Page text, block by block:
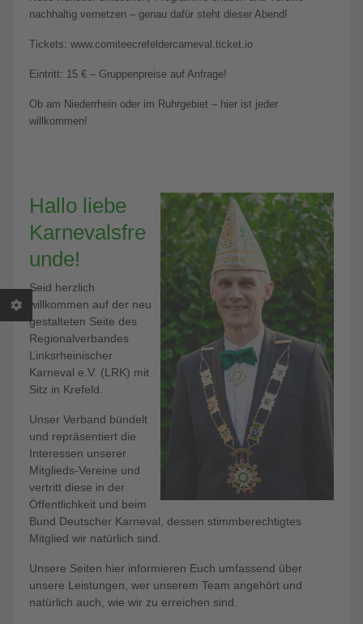
nachhaltig vernetzen – genau dafür steht dieser Abend!
Tickets: www.comiteecrefeldercarneval.ticket.io
Eintritt: 15 € – Gruppenpreise auf Anfrage!
Ob am Niederrhein oder im Ruhrgebiet – hier ist jeder
willkommen!
Hallo liebe
Karnevalsfre
unde!
Seid herzlich
willkommen auf der neu
gestalteten Seite des
Regionalverbandes
Linksrheinischer
Karneval e.V. (LRK) mit
Sitz in Krefeld.
Unser Verband bündelt
und repräsentiert die
Interessen unserer
Mitglieds-Vereine und
vertritt diese in der
Öffentlichkeit und beim
Bund Deutscher Karneval, dessen stimmberechtigtes
Mitglied wir natürlich sind.
Unsere Seiten hier informieren Euch umfassend über
unsere Leistungen, wer unserem Team angehört und
natürlich auch, wie wir zu erreichen sind.